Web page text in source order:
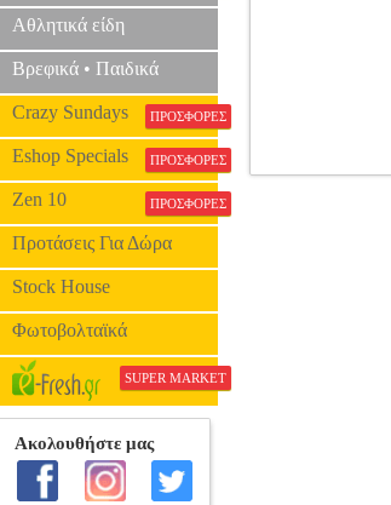
Αθλητικά είδη
Βρεφικά • Παιδικά
Crazy Sundays ΠΡΟΣΦΟΡΕΣ
Eshop Specials ΠΡΟΣΦΟΡΕΣ
Zen 10 ΠΡΟΣΦΟΡΕΣ
Προτάσεις Για Δώρα
Stock House
Φωτοβολταϊκά
SUPER MARKET